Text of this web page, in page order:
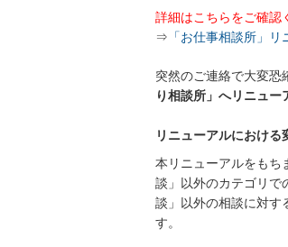
詳細はこちらをご確認
⇒ 「お仕事相談所」
突然のご連絡で大変恐
り相談所」へリニュー
リニューアルにおける
本リニューアルをもち
談」以外のカテゴリで
談」以外の相談に対す
す。